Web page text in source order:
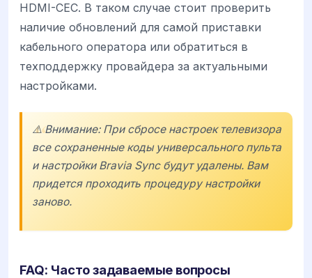
HDMI-CEC. В таком случае стоит проверить
наличие обновлений для самой приставки
кабельного оператора или обратиться в
техподдержку провайдера за актуальными
настройками.
⚠️ Внимание: При сбросе настроек телевизора
все сохраненные коды универсального пульта
и настройки Bravia Sync будут удалены. Вам
придется проходить процедуру настройки
заново.
FAQ: Часто задаваемые вопросы